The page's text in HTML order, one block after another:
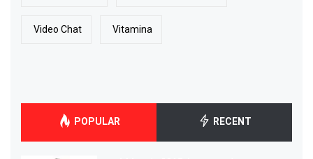
Video Chat Vitamina
POPULAR RECENT